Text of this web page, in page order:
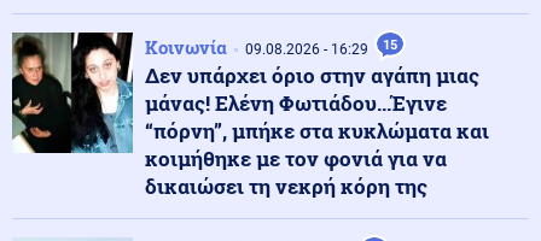
Κοινωνία 10.08.2026 - 08:16
Άγρια καταδίωξη έξω από το ΑΧΕΠΑ στη Θεσσαλονίκη
Ένοπλες Συρράξεις 10.08.2026 - 08:04
Ουκρανία: Πέντε τραυματίες από ρωσικές
Κοινωνία 09.08.2026 - 16:29 15
Δεν υπάρχει όριο στην αγάπη μιας
μάνας! Ελένη Φωτιάδου...Έγινε
“πόρνη”, μπήκε στα κυκλώματα και
κοιμήθηκε με τον φονιά για να
δικαιώσει τη νεκρή κόρη της